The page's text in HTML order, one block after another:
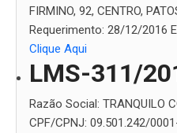
FIRMINO, 92, CENTRO,
Requerimento: 28/12/2016
Clique Aqui
LMS-311/
Razão Social: TRANQUILO
CPF/CPNJ: 09.501.242/